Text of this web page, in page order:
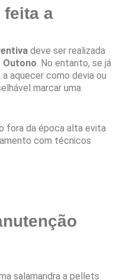
a
deve ser realizada
Outono. No entanto, se já
aquecer como devia ou
marcar uma
fora da época alta evita
com técnicos
salamandra a pellets